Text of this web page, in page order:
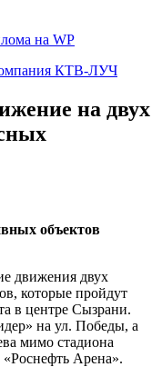
на WP
КТВ-ЛУЧ
на двух
объектов
движения двух
которые пройдут
в центре Сызрани.
на ул. Победы, а
мимо стадиона
«Роснефть Арена».